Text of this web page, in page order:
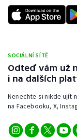
Sportovní střelba
Stolní tenis
Triatlon
Vodní slalom
Volejbal
SOCIÁLNÍ SÍTĚ
Odteď vám už
i na dalších
Nenechte si nikde ujít
na Facebooku, X,